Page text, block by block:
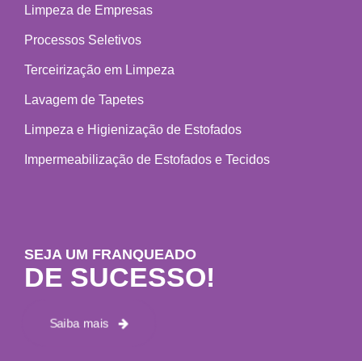
Limpeza de Empresas
Processos Seletivos
Terceirização em Limpeza
Lavagem de Tapetes
Limpeza e Higienização de Estofados
Impermeabilização de Estofados e Tecidos
SEJA UM FRANQUEADO
DE SUCESSO!
Saiba mais